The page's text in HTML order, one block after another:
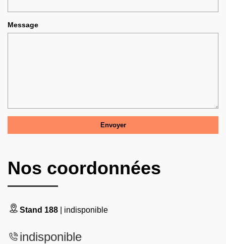
Message
Nos coordonnées
Stand 188 | indisponible
indisponible